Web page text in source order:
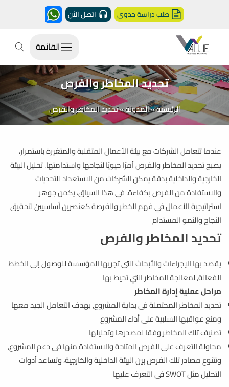
طلب دراسة جدوى اتصل الأن
القائمة
تحديد المخاطر والفرص
الرئيسية»المدونة»تحديد المخاطر والفرص
عندما تتعامل الشركات مع بيئة الأعمال المتقلبة والمتغيرة باستمرار،
يصبح تحديد المخاطر والفرص أمرًا حيويًا لنجاحها واستدامتها. تحليل البيئة
الخارجية والداخلية بدقة يمكن الشركات من الاستعداد للتحديات
والاستفادة من الفرص بكفاءة. في هذا السياق، يكمن جوهر
استراتيجية الأعمال في فهم الخطر والفرصة كعنصرين أساسيين لتحقيق
النجاح والنمو المستدام
تحديد المخاطر والفرص
يقصد بها الإجراءات والأبحاث التى تجريها المؤسسة للوصول إلى الخطط
الفعالة, لمعالجة المخاطر التي تحيط بها
مراحل عملية إدارة المخاطر
تحديد المخاطر المحتملة فى بداية المشروع, بهدف التعامل الجيد معها
ومنع عواقبها السلبية على أداء المشروع
تصنيف تلك المخاطر وفقا لمصدرها وتحليلها
محاولة التعرف على الفرص المتاحة والاستفادة منها فى دعم المشروع,
وتتنوع مصادر تلك الفرص بين البيئة الداخلية والخارجية، وتساعد أدوات
التحليل مثل SWOT فى التعرف عليها